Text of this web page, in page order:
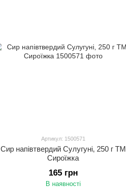
Артикул: 1500571
Сир напівтвердий Сулугуні, 250 г ТМ
Сироїжка
165 грн
В наявності